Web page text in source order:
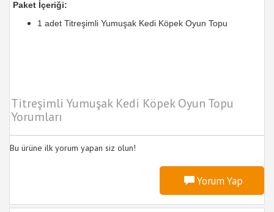
Paket İçeriği:
1 adet Titreşimli Yumuşak Kedi Köpek Oyun Topu
Titreşimli Yumuşak Kedi Köpek Oyun Topu
Yorumları
Bu ürüne ilk yorum yapan siz olun!
Yorum Yap